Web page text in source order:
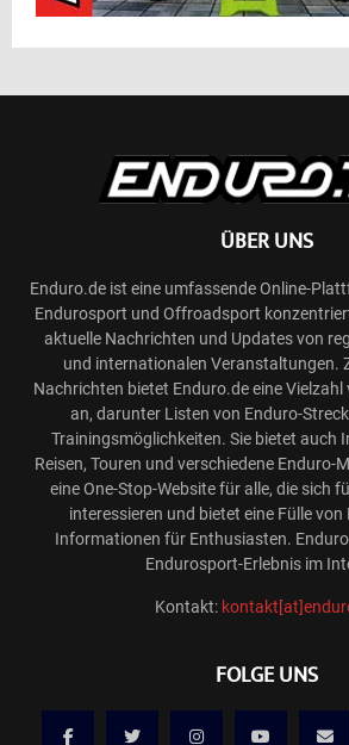
ÜBER UNS
Enduro.de ist eine umfassende Online-
Endurosport und Offroadsport
aktuelle Nachrichten und Updates von
und internationalen Veranstaltungen.
Nachrichten bietet Enduro.de eine
an, darunter Listen von Enduro-
Trainingsmöglichkeiten. Sie bietet auch
Reisen, Touren und verschiedene Enduro-
eine One-Stop-Website für alle, die sich
interessieren und bietet eine Fülle von
Informationen für Enthusiasten.
Endurosport-Erlebnis im
Kontakt:
FOLGE UNS